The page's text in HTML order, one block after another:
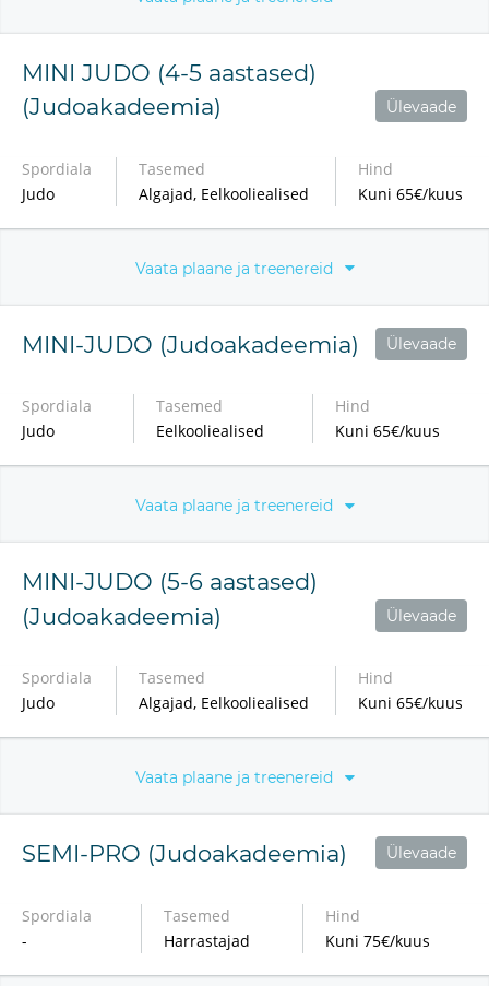
MINI JUDO (4-5 aastased)
(Judoakadeemia)
Ülevaade
Spordiala
Judo
Tasemed
Algajad, Eelkooliealised
Hind
Kuni 65€/kuus
Vaata plaane ja treenereid
MINI-JUDO (Judoakadeemia) Ülevaade
Spordiala
Judo
Tasemed
Eelkooliealised
Hind
Kuni 65€/kuus
Vaata plaane ja treenereid
MINI-JUDO (5-6 aastased)
(Judoakadeemia)
Ülevaade
Spordiala
Judo
Tasemed
Algajad, Eelkooliealised
Hind
Kuni 65€/kuus
Vaata plaane ja treenereid
SEMI-PRO (Judoakadeemia) Ülevaade
Spordiala
-
Tasemed
Harrastajad
Hind
Kuni 75€/kuus